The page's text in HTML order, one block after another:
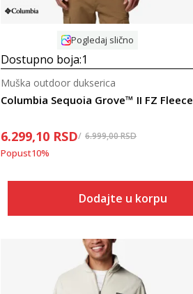
Pogledaj slično
Dostupno boja:1
Columbia Sequoia Grove™ II FZ Fleece
Muška outdoor dukserica
6.299,10 RSD 6.999,00RSD
Popust10%
Dodajte u korpu